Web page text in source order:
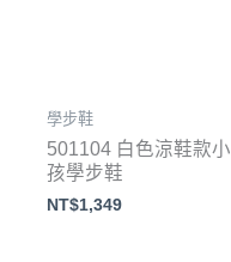
學步鞋
501104 白色涼鞋款小
孩學步鞋
NT$1,349